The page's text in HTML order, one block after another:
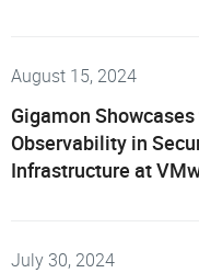
August 15, 2024
Gigamon
Observability in
Infrastructure at
July 30, 2024